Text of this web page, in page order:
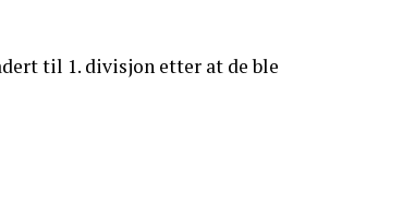
til 1. divisjon etter at de ble